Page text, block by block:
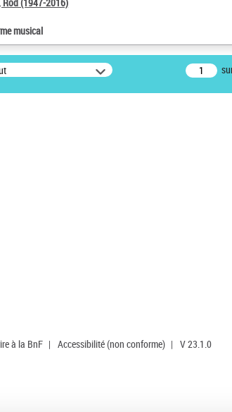
musical
à la BnF | Accessibilité (non conforme) | V 23.1.0